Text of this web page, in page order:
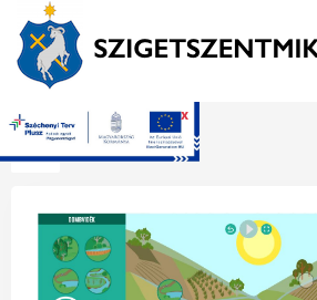
x
Főoldal